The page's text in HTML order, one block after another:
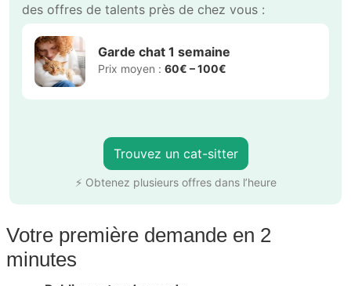
des offres de talents près de chez vous :
Garde chat 1 semaine
Prix moyen : 60€ – 100€
Trouvez un cat-sitter
⚡ Obtenez plusieurs offres dans l’heure
Votre première demande en 2
minutes